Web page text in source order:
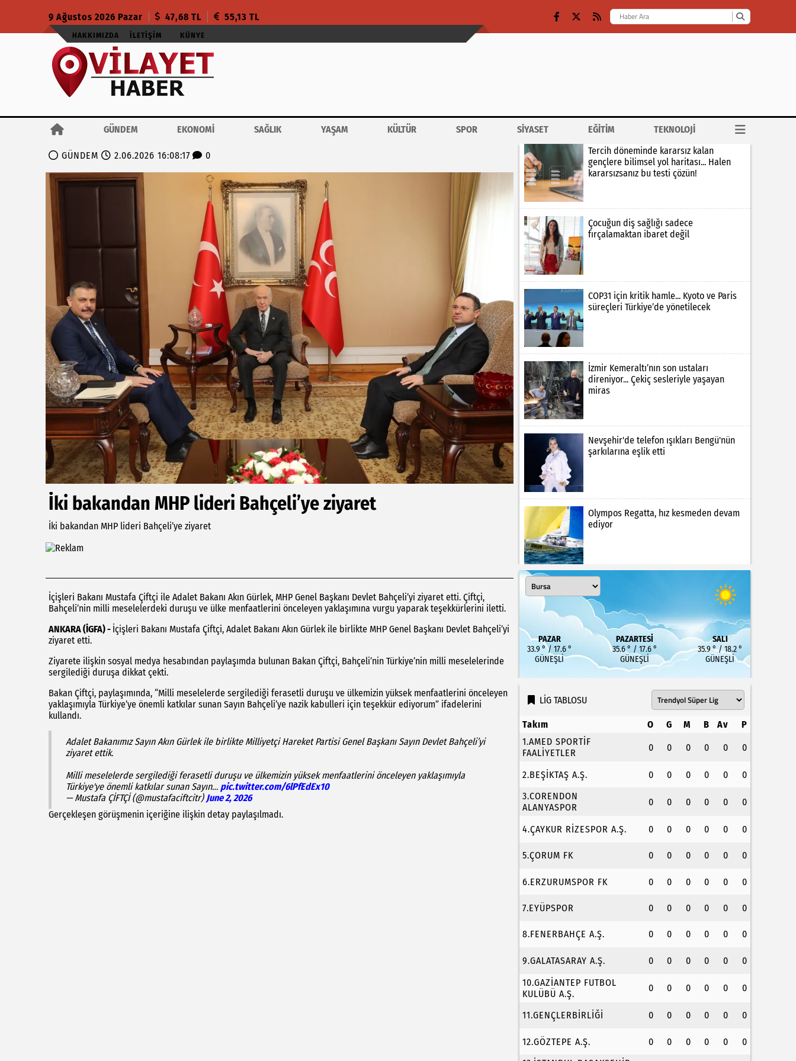
9 Ağustos 2026 Pazar 47,68 TL 55,13 TL
HAKKIMIZDA İLETIŞIM KÜNYE
GÜNDEM EKONOMİ SAĞLIK YAŞAM KÜLTÜR SPOR SİYASET EĞİTİM TEKNOLOJİ
GÜNDEM 2.06.2026 16:08:17 0
İki bakandan MHP lideri Bahçeli’ye ziyaret
İki bakandan MHP lideri Bahçeli’ye ziyaret
İçişleri Bakanı Mustafa Çiftçi ile Adalet Bakanı Akın Gürlek, MHP Genel Başkanı Devlet Bahçeli’yi ziyaret etti. Çiftçi,
Bahçeli’nin milli meselelerdeki duruşu ve ülke menfaatlerini önceleyen yaklaşımına vurgu yaparak teşekkürlerini iletti.
ANKARA (İGFA) - İçişleri Bakanı Mustafa Çiftçi, Adalet Bakanı Akın Gürlek ile birlikte MHP Genel Başkanı Devlet Bahçeli’yi
ziyaret etti.
Ziyarete ilişkin sosyal medya hesabından paylaşımda bulunan Bakan Çiftçi, Bahçeli’nin Türkiye’nin milli meselelerinde
sergilediği duruşa dikkat çekti.
Bakan Çiftçi, paylaşımında, “Milli meselelerde sergilediği ferasetli duruşu ve ülkemizin yüksek menfaatlerini önceleyen
yaklaşımıyla Türkiye’ye önemli katkılar sunan Sayın Bahçeli’ye nazik kabulleri için teşekkür ediyorum” ifadelerini
kullandı.
Adalet Bakanımız Sayın Akın Gürlek ile birlikte Milliyetçi Hareket Partisi Genel Başkanı Sayın Devlet Bahçeli’yi
ziyaret ettik.
Milli meselelerde sergilediği ferasetli duruşu ve ülkemizin yüksek menfaatlerini önceleyen yaklaşımıyla
Türkiye'ye önemli katkılar sunan Sayın… pic.twitter.com/6lPfEdEx10
— Mustafa ÇİFTÇİ (@mustafaciftcitr) June 2, 2026
Gerçekleşen görüşmenin içeriğine ilişkin detay paylaşılmadı.
Tercih döneminde kararsız kalan
gençlere bilimsel yol haritası... Halen
kararsızsanız bu testi çözün!
Çocuğun diş sağlığı sadece
fırçalamaktan ibaret değil
COP31 için kritik hamle... Kyoto ve Paris
süreçleri Türkiye’de yönetilecek
İzmir Kemeraltı’nın son ustaları
direniyor... Çekiç sesleriyle yaşayan
miras
Nevşehir'de telefon ışıkları Bengü'nün
şarkılarına eşlik etti
Olympos Regatta, hız kesmeden devam
ediyor
PAZAR
33.9 ° / 17.6 °
GÜNEŞLI
PAZARTESI
35.6 ° / 17.6 °
GÜNEŞLI
SALI
35.9 ° / 18.2 °
GÜNEŞLI
LİG TABLOSU
Takım O G M B Av
P
1.AMED SPORTİF
FAALİYETLER
0 0 0 0 0 0
2.BEŞİKTAŞ A.Ş. 0 0 0 0 0
0
3.CORENDON
ALANYASPOR
0 0 0 0 0 0
4.ÇAYKUR RİZESPOR A.Ş. 0 0 0 0 0 0
5.ÇORUM FK 0 0 0 0 0 0
6.ERZURUMSPOR FK 0 0 0 0 0 0
7.EYÜPSPOR 0 0 0 0 0 0
8.FENERBAHÇE A.Ş. 0 0 0 0 0 0
9.GALATASARAY A.Ş. 0 0 0 0 0
0
10.GAZİANTEP FUTBOL
KULÜBÜ A.Ş.
0 0 0 0 0 0
11.GENÇLERBİRLİĞİ 0 0 0 0 0 0
12.GÖZTEPE A.Ş. 0 0 0 0 0
0